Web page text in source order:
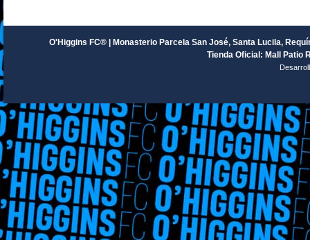
O'Higgins FC® | Monasterio Parcela San José, Santa Lucila,
Tienda Oficial: Mall Patio